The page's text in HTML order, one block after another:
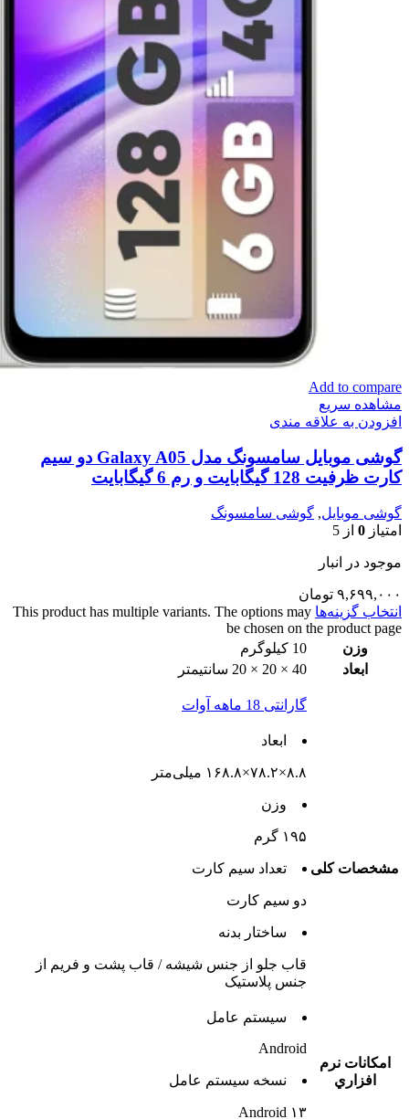
Add to compare
مشاهده سریع
افزودن به علاقه مندی
گوشی موبایل سامسونگ مدل Galaxy A05 دو سیم
کارت ظرفیت 128 گیگابایت و رم 6 گیگابایت
گوشی موبایل, گوشی سامسونگ
امتیاز 0 از 5
موجود در انبار
۹,۶۹۹,۰۰۰ تومان
انتخاب گزینه‌ها This product has multiple variants. The options may
be chosen on the product page
وزن
10 کیلوگرم
ابعاد
40 × 20 × 20 سانتیمتر
گارانتی 18 ماهه آوات
مشخصات کلی
ابعاد
۸.۸×۷۸.۲×۱۶۸.۸ میلی‌متر
وزن
۱۹۵ گرم
تعداد سيم کارت
دو سيم کارت
ساختار بدنه
قاب جلو از جنس شیشه / قاب پشت و فریم از
جنس پلاستیک
امکانات نرم
افزاري
سيستم عامل
Android
نسخه سيستم عامل
Android ۱۳